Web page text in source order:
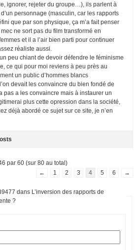
ignorer, rejeter du groupe…), ils parlent à
personnage (masculin, car les rapports
que par son physique, ça m’a fait penser
ne sort pas du film transformé en
et il a l’air bien parti pour continuer
réaliste aussi.
peu chiant de devoir défendre le féminisme
ce qui pour moi reviens à peu près au
un public d’hommes blancs
devait les convaincre du bien fondé de
pas a les convaincre mais à instaurer un
plus cette opression dans la société,
déjà abordé ce sujet sur ce site, je n’en
par 60 (sur 80 au total)
←
1 2 3 4 5 6 →
dans L’inversion des rapports de
?